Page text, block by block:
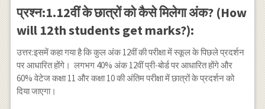
प्रश्न:1.12वीं के छात्रों को कैसे मिलेगा अंक? (How
will 12th students get marks?):
उत्तर:इसमें कहा गया है कि कुल अंक 12वीं की परीक्षा में स्कूल के पिछले प्रदर्शन
पर आधारित होंगे। लगभग 40% अंक 12वीं प्री-बोर्ड पर आधारित होंगे और
60% वेटेज कक्षा 11 और कक्षा 10 की अंतिम परीक्षा में छात्रों के प्रदर्शन को
दिया जाएगा।